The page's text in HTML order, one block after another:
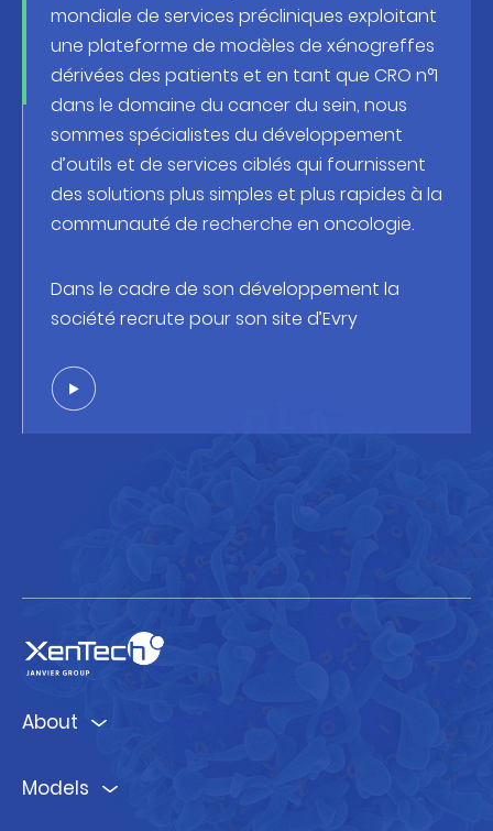
mondiale de services précliniques exploitant
une plateforme de modèles de xénogreffes
dérivées des patients et en tant que CRO n°1
dans le domaine du cancer du sein, nous
sommes spécialistes du développement
d’outils et de services ciblés qui fournissent
des solutions plus simples et plus rapides à la
communauté de recherche en oncologie.
Dans le cadre de son développement la
société recrute pour son site d’Evry
About
Models